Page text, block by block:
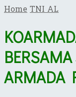
HomeTNI AL
ARMADA